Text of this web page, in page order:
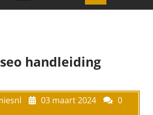
seo handleiding
03 maart 2024
0